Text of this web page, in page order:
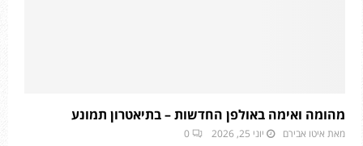
מהומה ואימה באולפן החדשות – בתיאטרון תמונע
מאת איטו אבירם יוני 25, 2026 0